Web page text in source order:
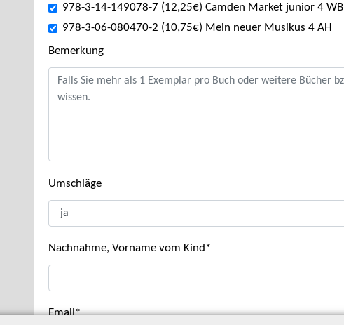
978-3-14-149078-7 (12,25€) Camden Market junior 4 WB
978-3-06-080470-2 (10,75€) Mein neuer Musikus 4 AH
Bemerkung
Umschläge
Nachnahme, Vorname vom Kind
Email